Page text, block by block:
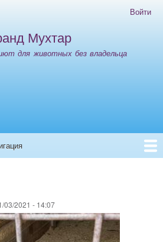
основному
содержанию
Войти
Мухтар
для животных без владельца
03/2021 - 14:07